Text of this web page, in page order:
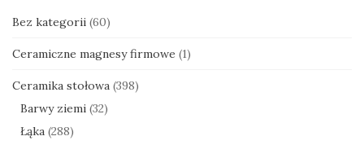
Bez kategorii (60)
Ceramiczne magnesy firmowe (1)
Ceramika stołowa (398)
Barwy ziemi (32)
Łąka (288)